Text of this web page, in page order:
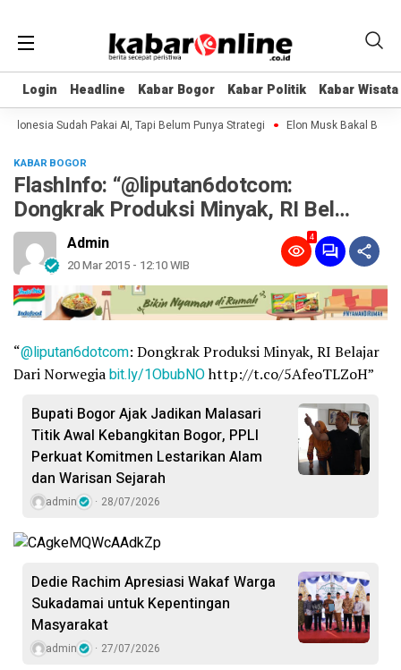
Login Headline Kabar Bogor Kabar Politik Kabar Wisata
Login Headline Kabar Bogor Kabar Politik Kabar Wisata
Sudah Pakai AI, Tapi Belum Punya Strategi Elon Musk Bakal
KABAR BOGOR
FlashInfo: “@liputan6dotcom:
Dongkrak Produksi Minyak, RI Bel…
Admin
20 Mar 2015 - 12:10 WIB
4
“@liputan6dotcom: Dongkrak Produksi Minyak, RI Belajar
Dari Norwegiabit.ly/1ObubNOhttp://t.co/5AfeoTLZoH”
Bupati Bogor Ajak Jadikan Malasari
Titik Awal Kebangkitan Bogor, PPLI
Perkuat Komitmen Lestarikan Alam
dan Warisan Sejarah
admin 28/07/2026
Dedie Rachim Apresiasi Wakaf Warga
Sukadamai untuk Kepentingan
Masyarakat
admin 27/07/2026